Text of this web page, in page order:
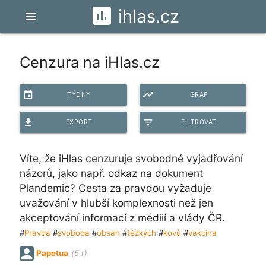
ihlas.cz
menu
Cenzura na iHlas.cz
event TÝDNY timeline GRAF
file_download EXPORT filter_list FILTROVAT
Víte, že iHlas cenzuruje svobodné vyjadřování
názorů, jako např. odkaz na dokument
Plandemic? Cesta za pravdou vyžaduje
uvažování v hlubší komplexnosti než jen
akceptování informací z médiií a vlády ČR.
#Pravda #svoboda #obsah #těžkých #kovů #vakcína
Papetua (5 r)